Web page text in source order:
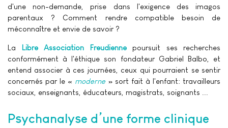
d'une non-demande, prise dans l'exigence des imagos
parentaux ? Comment rendre compatible besoin de
méconnaître et envie de savoir ?
La Libre Association Freudiennepoursuit ses recherches
conformément à l'éthique son fondateur Gabriel Balbo, et
entend associer à ces journées, ceux qui pourraient se sentir
concernés par le « moderne » sort fait à l'enfant: travailleurs
sociaux, enseignants, éducateurs, magistrats, soignants ...
Psychanalyse d’une forme clinique